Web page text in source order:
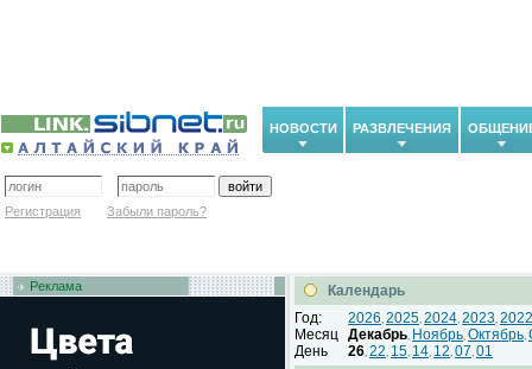
НОВОСТИ РАЗВЛЕЧЕНИЯ
Регистрация Забыли пароль?
Реклама
Календарь
Год:
2026, 2025, 2024, 2023, 2022
Месяц Декабрь, Ноябрь, Октябрь,
День
26, 22, 15, 14, 12, 07, 01